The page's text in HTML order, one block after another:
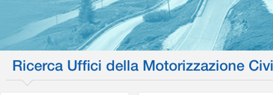
Ricerca Uffici della Motorizzazione